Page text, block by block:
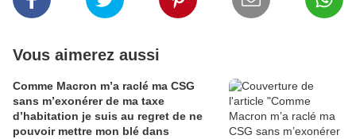
Vous aimerez aussi
Comme Macron m’a raclé ma CSG
sans m’exonérer de ma taxe
d’habitation je suis au regret de ne
pouvoir mettre mon blé dans